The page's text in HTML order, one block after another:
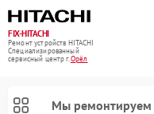
FIX-HITACHI
Ремонт устройств HITACHI
Специализированный
cервисный центр г.Орёл
Мы ремонтируем